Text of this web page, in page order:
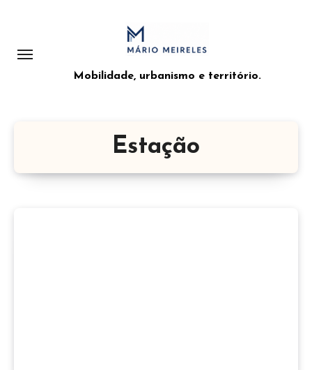
Mobilidade, urbanismo e território.
Estação